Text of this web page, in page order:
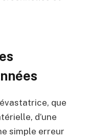
que
d’une
simple erreur